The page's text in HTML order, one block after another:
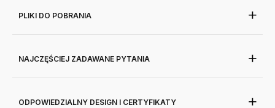
PLIKI DO POBRANIA
NAJCZĘŚCIEJ ZADAWANE PYTANIA
ODPOWIEDZIALNY DESIGN I CERTYFIKATY